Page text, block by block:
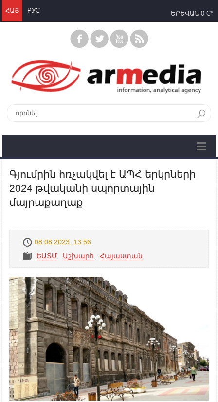
ՀԱՅ РУС ԵՐԵՎԱՆ 0 C°
Գյումրին հռչակվել է ԱՊՀ երկրների
2024 թվականի սպորտային
մայրաքաղաք
08.08.2023, 13:56
ԵԱՏՄ
Աշխարհ Հայաստան